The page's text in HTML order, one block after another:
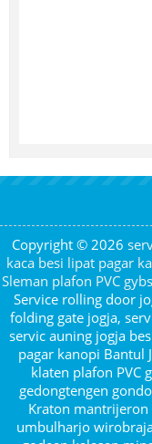
Copyright © 2026
kaca besi lipat pagar
Sleman plafon PVC
Service rolling door
folding gate jogja,
servic auning jogja
pagar kanopi Bantul
klaten plafon PVC
gedongtengen
Kraton mantrijeron
umbulharjo